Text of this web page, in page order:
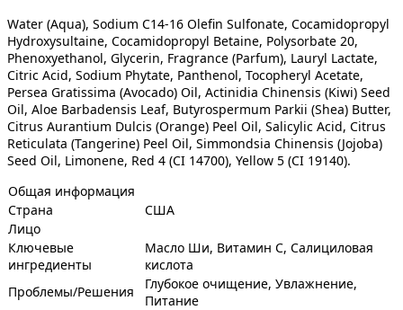
Water (Aqua), Sodium C14-16 Olefin Sulfonate, Cocamidopropyl
Hydroxysultaine, Cocamidopropyl Betaine, Polysorbate 20,
Phenoxyethanol, Glycerin, Fragrance (Parfum), Lauryl Lactate,
Citric Acid, Sodium Phytate, Panthenol, Tocopheryl Acetate,
Persea Gratissima (Avocado) Oil, Actinidia Chinensis (Kiwi) Seed
Oil, Aloe Barbadensis Leaf, Butyrospermum Parkii (Shea) Butter,
Citrus Aurantium Dulcis (Orange) Peel Oil, Salicylic Acid, Citrus
Reticulata (Tangerine) Peel Oil, Simmondsia Chinensis (Jojoba)
Seed Oil, Limonene, Red 4 (CI 14700), Yellow 5 (CI 19140).
Общая информация
Страна
США
Лицо
Ключевые
ингредиенты
Масло Ши, Витамин С, Салициловая
кислота
Проблемы/Решения
Глубокое очищение, Увлажнение,
Питание